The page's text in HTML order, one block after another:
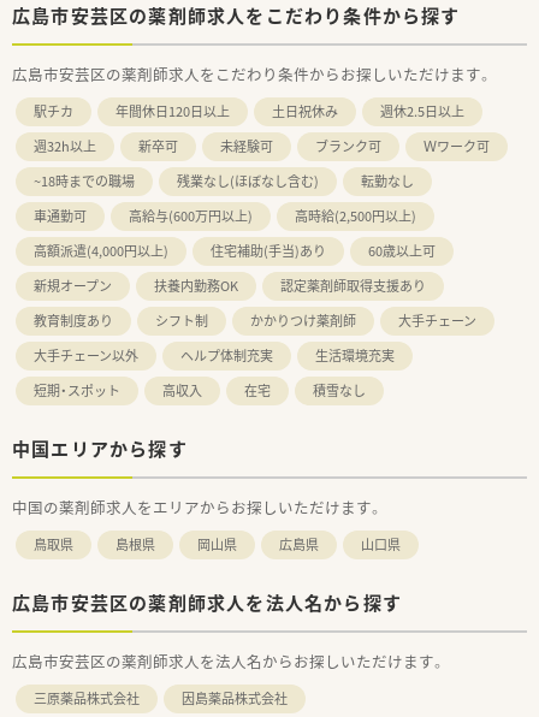
広島市安芸区の薬剤師求人をこだわり条件から探す
広島市安芸区の薬剤師求人をこだわり条件からお探しいただけます。
駅チカ 年間休日120日以上 土日祝休み
週休2.5日以上
週32h以上
新卒可 未経験可 ブランク可
Ｗワーク可
~18時までの職場
残業なし(ほぼなし含む)
転勤なし
車通勤可
高給与(600万円以上)
高時給(2,500円以上)
高額派遣(4,000円以上)
住宅補助(手当)あり
60歳以上可
新規オープン
扶養内勤務OK
認定薬剤師取得支援あり
教育制度あり
シフト制 かかりつけ薬剤師
大手チェーン
大手チェーン以外
ヘルプ体制充実
生活環境充実
短期・スポット
高収入 在宅 積雪なし
中国エリアから探す
中国の薬剤師求人をエリアからお探しいただけます。
鳥取県 島根県 岡山県 広島県 山口県
広島市安芸区の薬剤師求人を法人名から探す
広島市安芸区の薬剤師求人を法人名からお探しいただけます。
三原薬品株式会社
因島薬品株式会社